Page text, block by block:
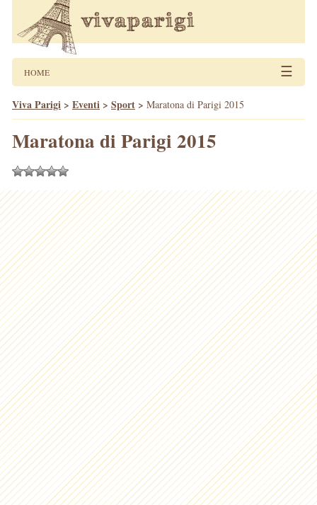
HOME ☰
Viva Parigi > Eventi > Sport > Maratona di Parigi 2015
Maratona di Parigi 2015